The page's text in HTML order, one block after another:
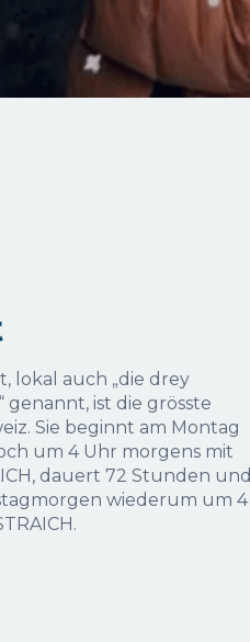
lokal auch „die drey
genannt, ist die grösste
Sie beginnt am Montag
um 4 Uhr morgens mit
dauert 72 Stunden und
wiederum um 4